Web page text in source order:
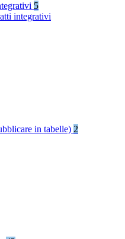
5
integrativi
in tabelle) 2